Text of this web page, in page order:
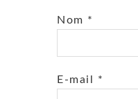
Nom *
E-mail *